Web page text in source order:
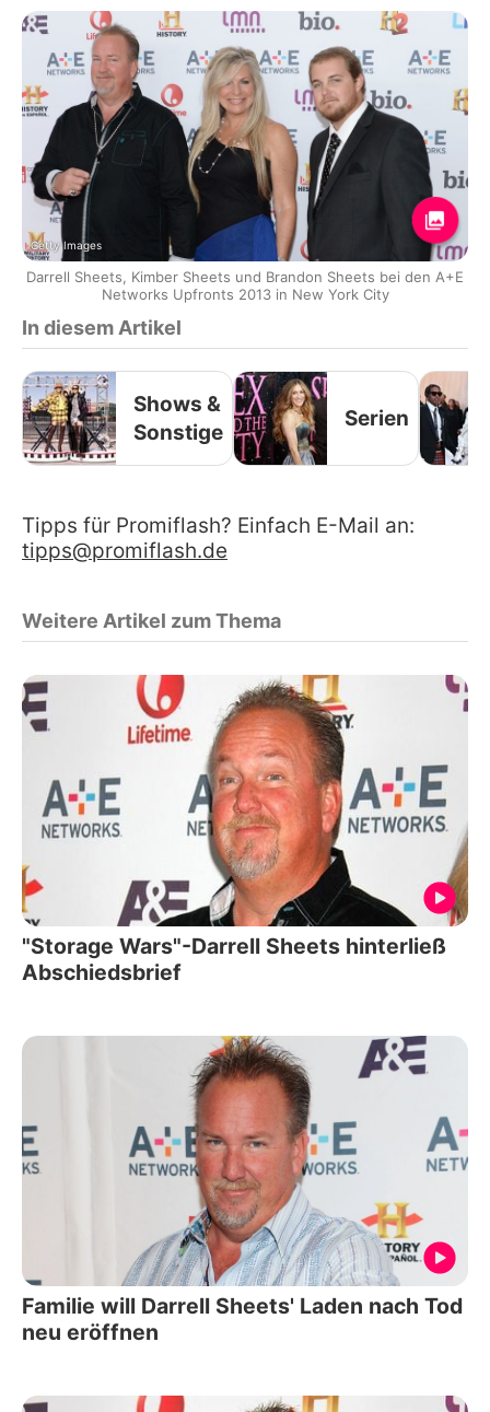
Getty Images
Darrell Sheets, Kimber Sheets und Brandon Sheets bei den A+E
Networks Upfronts 2013 in New York City
In diesem Artikel
Shows &
Sonstige
Serien
Tipps für Promiflash? Einfach E-Mail an:
tipps@promiflash.de
Weitere Artikel zum Thema
"Storage Wars"-Darrell Sheets hinterließ
Abschiedsbrief
Familie will Darrell Sheets' Laden nach Tod
neu eröffnen